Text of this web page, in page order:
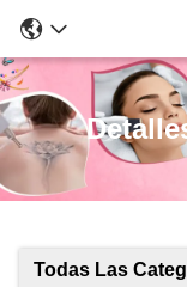
Todas Las